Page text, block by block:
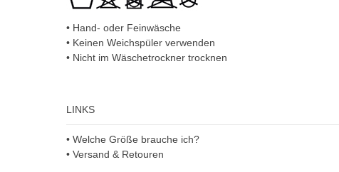
• Hand- oder Feinwäsche
• Keinen Weichspüler verwenden
• Nicht im Wäschetrockner trocknen
LINKS
• Welche Größe brauche ich?
• Versand & Retouren